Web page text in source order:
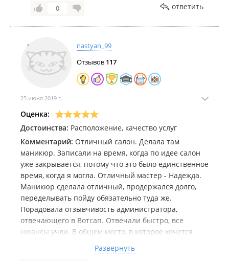
0 ответить
nastyan_99
Отзывов 117
25 июня 2019 г.
Оценка:
Достоинства: Расположение, качество услуг
Комментарий: Отличный салон. Делала там
маникюр. Записали на время, когда по идее салон
уже закрывается, потому что это было единственное
время, когда я могла. Отличный мастер - Надежда.
Маникюр сделала отличный, продержался долго,
переделывать пойду обязательно туда же.
Порадовала отзывчивость администратора,
отвечающего в Вотсап. Отвечали быстро, все
нюансы учли. В общем место, в которое хочется
Развернуть